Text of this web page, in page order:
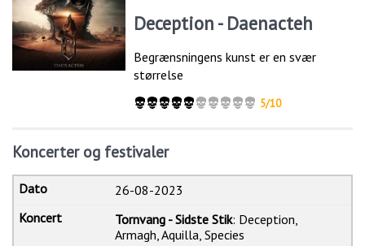
Deception - Daenacteh
Begrænsningens kunst er en svær
størrelse
5/10
Koncerter og festivaler
26-08-2023
Tornvang - Sidste Stik: Deception,
Armagh, Aquilla, Species